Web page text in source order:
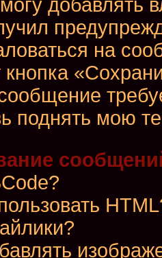
добавлять
на
кнопка
поднять мою